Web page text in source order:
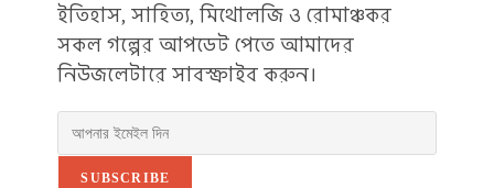
ইতিহাস, সাহিত্য, মিথোলজি ও রোমাঞ্চকর
সকল গল্পের আপডেট পেতে আমাদের
নিউজলেটারে সাবস্ক্রাইব করুন।
SUBSCRIBE